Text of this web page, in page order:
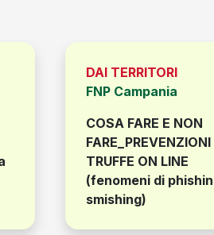
DAI TERRITORI
FNP Campania
COSA FARE E NON
FARE_PREVENZIONI
TRUFFE ON LINE
(fenomeni di
smishing)